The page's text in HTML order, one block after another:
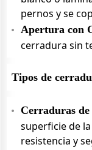
pernos y se
Apertura con
cerradura sin
Tipos de
Cerraduras
superficie de
resistencia y